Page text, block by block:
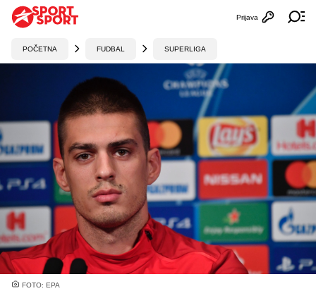
Otvori
Prijava
POČETNA FUDBAL SUPERLIGA
FOTO: EPA